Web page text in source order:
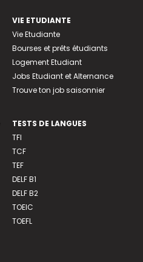
VIE ETUDIANTE
Vie Etudiante
Bourses et prêts étudiants
Logement Etudiant
Jobs Etudiant et Alternance
Trouve ton job saisonnier
TESTS DE LANGUES
TFI
TCF
TEF
DELF B1
DELF B2
TOEIC
TOEFL